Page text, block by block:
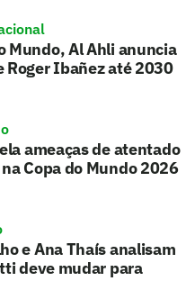
Mundo, Al Ahli anuncia
Roger Ibañez até 2030
ameaças de atentado
Copa do Mundo 2026
e Ana Thaís analisam
deve mudar para